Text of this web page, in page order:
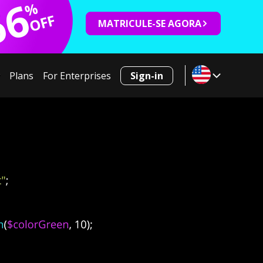
%
OFF MATRICULE-SE AGORA
Plans For Enterprises Sign-in